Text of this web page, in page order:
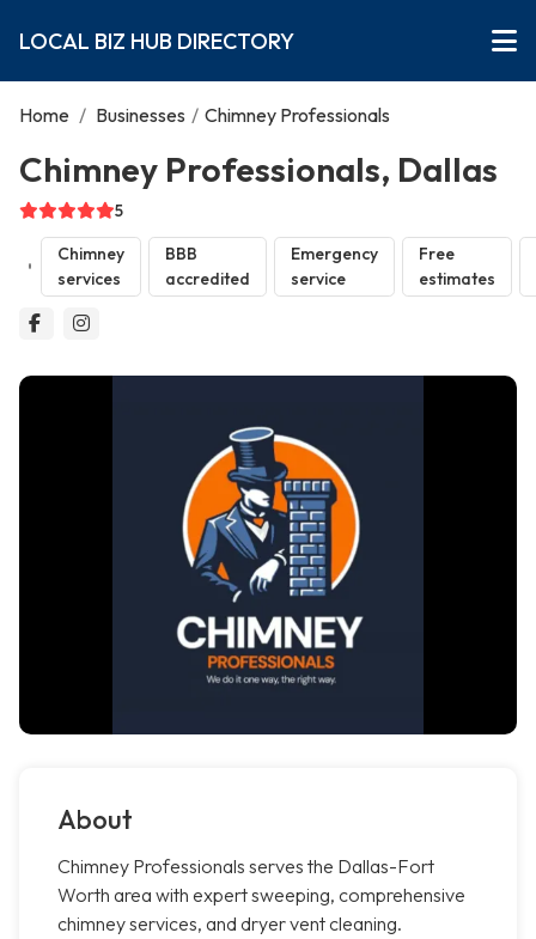
LOCAL BIZ HUB DIRECTORY
Home / Businesses / Chimney Professionals
Chimney Professionals, Dallas
5
Chimney
services
BBB
accredited
Emergency
service
Free
estimates
About
Chimney Professionals serves the Dallas-Fort
Worth area with expert sweeping, comprehensive
chimney services, and dryer vent cleaning.